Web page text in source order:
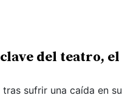
del teatro, el
sufrir una caída en su